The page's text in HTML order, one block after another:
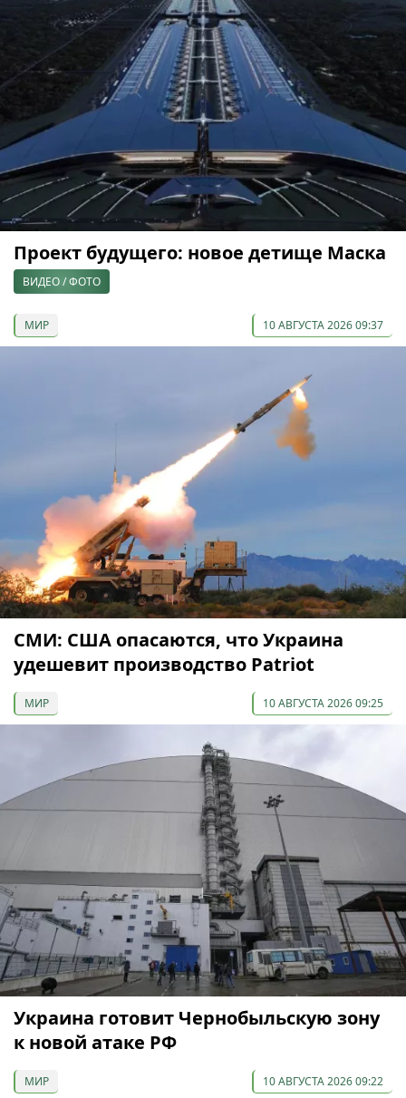
Проект будущего: новое детище Маска
ВИДЕО / ФОТО
МИР 10 АВГУСТА 2026 09:37
СМИ: США опасаются, что Украина
удешевит производство Patriot
МИР 10 АВГУСТА 2026 09:25
Украина готовит Чернобыльскую зону
к новой атаке РФ
МИР 10 АВГУСТА 2026 09:22